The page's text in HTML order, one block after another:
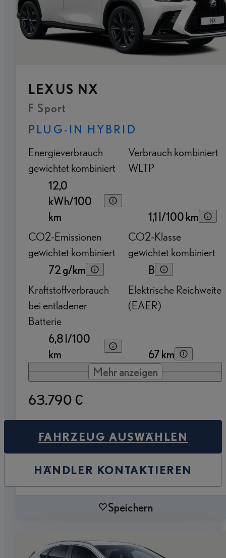
LEXUS NX
F Sport
PLUG-IN HYBRID
Energieverbrauch
gewichtet kombiniert
12,0
kWh/100
km
Verbrauch kombiniert
WLTP
1,1 l/100 km
CO2-Emissionen
gewichtet kombiniert
72 g/km
CO2-Klasse
gewichtet kombiniert
B
Kraftstoffverbrauch
bei entladener
Batterie
6,8 l/100
km
Elektrische Reichweite
(EAER)
67 km
Mehr anzeigen
63.790 €
FAHRZEUG AUSWÄHLEN
HÄNDLER KONTAKTIEREN
Speichern